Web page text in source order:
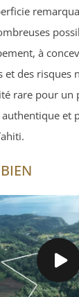
à
et des risques
rare pour un
et